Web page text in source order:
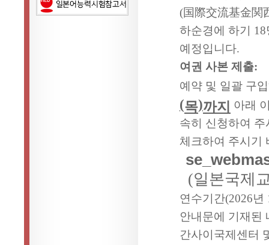
(国際交流基金関
하순경에 하기 18
예정입니다.
여권 사본 제출:
예약 및 일괄 구
(목)까지
아래
속히 신청하여
체크하여 주시기
(일본국제
연수기간(2026년
안내문에 기재된
간사이국제센터